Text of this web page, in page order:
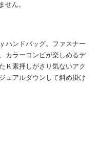
せん。
ハンドバッグ。ファスナー
カラーコンビが楽しめるデ
Ｋ素押しがさり気ないアク
ュアルダウンして斜め掛け